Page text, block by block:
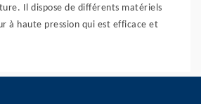
Il dispose de différents matériels
à haute pression qui est efficace et